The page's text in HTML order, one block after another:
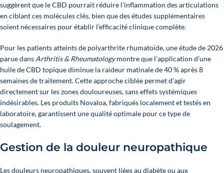
suggèrent que le CBD pourrait réduire l’inflammation des articulations
en ciblant ces molécules clés, bien que des études supplémentaires
soient nécessaires pour établir l’efficacité clinique complète.
Pour les patients atteints de polyarthrite rhumatoïde, une étude de 2026
parue dans Arthritis & Rheumatologymontre que l’application d’une
huile de CBD topique diminue la raideur matinale de 40 % après 8
semaines de traitement. Cette approche ciblée permet d’agir
directement sur les zones douloureuses, sans effets systémiques
indésirables. Les produits Novaloa, fabriqués localement et testés en
laboratoire, garantissent une qualité optimale pour ce type de
soulagement.
Gestion de la douleur neuropathique
Les douleurs neuropathiques, souvent liées au diabète ou aux